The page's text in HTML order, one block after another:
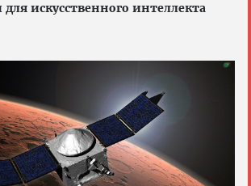
искусственного интеллекта